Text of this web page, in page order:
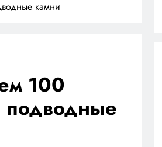
камни
100
подводные